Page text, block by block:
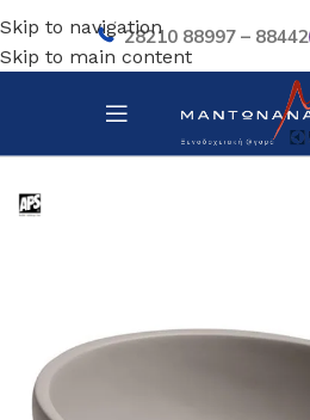
Skip to navigation
Skip to main content
28210 88997 – 88442
Αρχική σελίδα/